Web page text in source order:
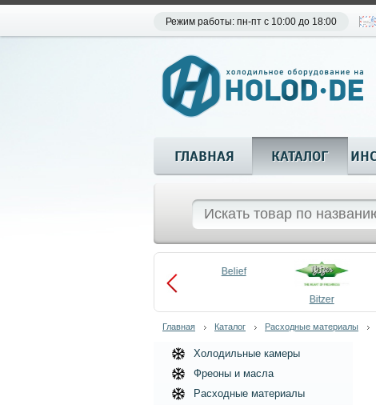
Режим работы: пн-пт с 10:00 до 18:00
ГЛАВНАЯ КАТАЛОГ
Belief
Bitzer
Главная Каталог Расходные материалы
Холодильные камеры
Фреоны и масла
Расходные материалы